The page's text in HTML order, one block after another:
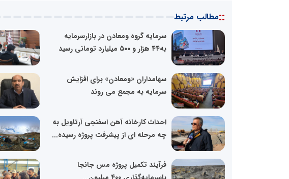
::مطالب مرتبط
سرمایه گروه ومعادن در بازارسرمایه
به۴۴ هزار و ۵۰۰ میلیارد تومانی رسید
سهامداران «ومعادن» برای افزایش
سرمایه به مجمع می روند
احداث کارخانه آهن اسفنجی آرتاویل به
چه مرحله ای از پیشرفت پروژه رسیده...
فرآیند تکمیل پروژه مس جانجا